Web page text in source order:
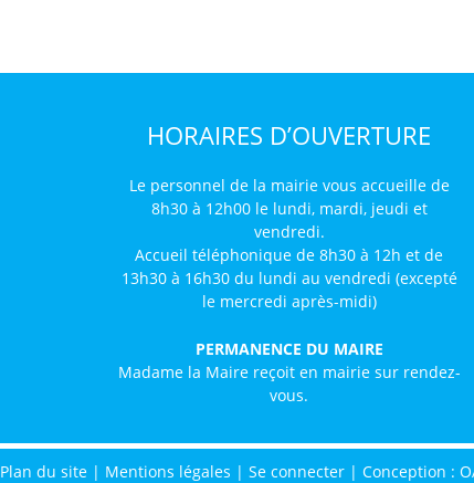
HORAIRES D’OUVERTURE
Le personnel de la mairie vous accueille de
8h30 à 12h00 le lundi, mardi, jeudi et
vendredi.
Accueil téléphonique de 8h30 à 12h et de
13h30 à 16h30 du lundi au vendredi (excepté
le mercredi après-midi)
PERMANENCE DU MAIRE
Madame la Maire reçoit en mairie sur rendez-
vous.
Plan du site| Mentions légales | Se connecter| Conception :